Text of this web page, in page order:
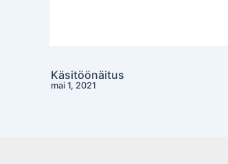
Post
navigation
Käsitöönäitus
mai 1, 2021